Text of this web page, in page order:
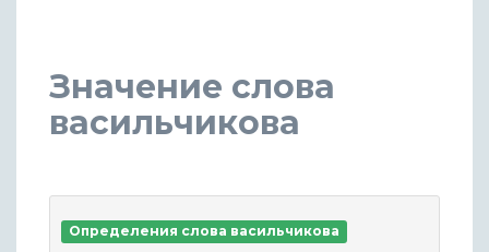
Значение слова
васильчикова
Определения слова васильчикова